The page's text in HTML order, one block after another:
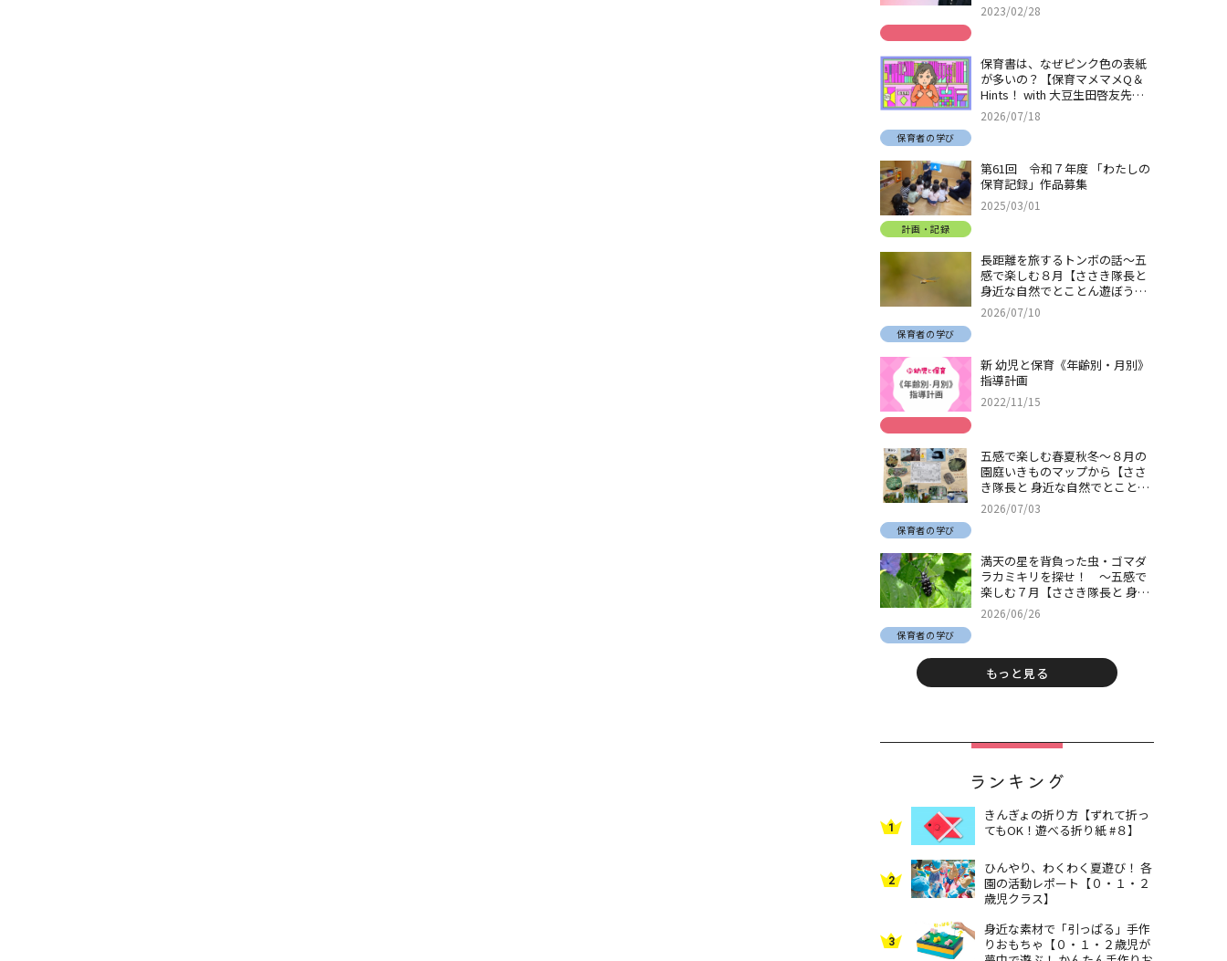
2023/02/28
保育書は、なぜピンク色の表紙
が多いの？【保育マメマメQ＆
Hints！ with 大豆生田啓友先
生】
2026/07/18
保育者の学び
第61回 令和７年度 「わたしの
保育記録」作品募集
2025/03/01
計画・記録
長距離を旅するトンボの話～五
感で楽しむ８月【ささき隊長と
身近な自然でとことん遊ぼう！
＃32】
2026/07/10
保育者の学び
新 幼児と保育《年齢別・月別》
指導計画
2022/11/15
五感で楽しむ春夏秋冬～８月の
園庭いきものマップから【ささ
き隊長と 身近な自然でとことん
遊ぼう！＃31】
2026/07/03
保育者の学び
満天の星を背負った虫・ゴマダ
ラカミキリを探せ！ ～五感で
楽しむ７月【ささき隊長と 身近
な自然でとことん遊ぼう！＃
30】
2026/06/26
保育者の学び
もっと見る
ランキング
1
きんぎょの折り方【ずれて折っ
てもOK！遊べる折り紙 #８】
2
ひんやり、わくわく夏遊び！ 各
園の活動レポート【０・１・２
歳児クラス】
3
身近な素材で「引っぱる」手作
りおもちゃ【０・１・２歳児が